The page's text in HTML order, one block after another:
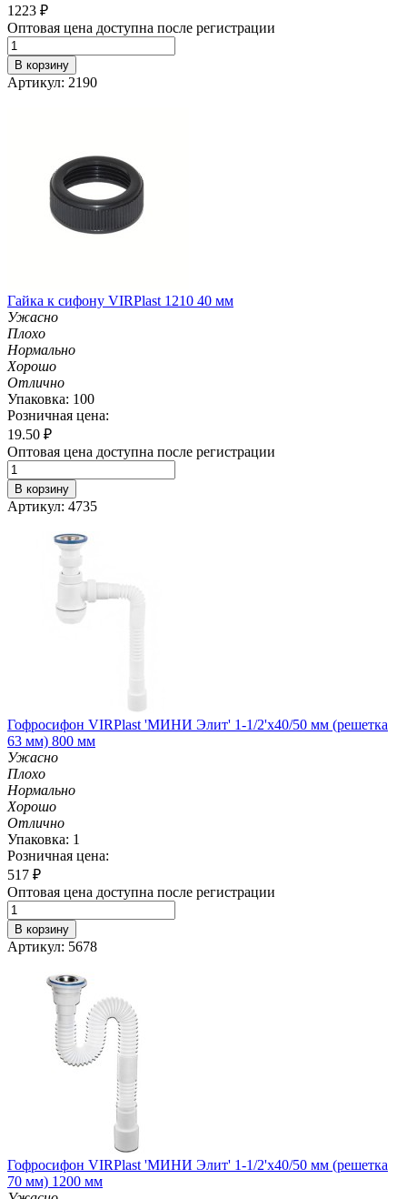
1223 ₽
Оптовая цена доступна после регистрации
В корзину
Артикул: 2190
Гайка к сифону VIRPlast 1210 40 мм
Ужасно
Плохо
Нормально
Хорошо
Отлично
Упаковка: 100
Розничная цена:
19.50 ₽
Оптовая цена доступна после регистрации
В корзину
Артикул: 4735
Гофросифон VIRPlast 'МИНИ Элит' 1-1/2'х40/50 мм (решетка
63 мм) 800 мм
Ужасно
Плохо
Нормально
Хорошо
Отлично
Упаковка: 1
Розничная цена:
517 ₽
Оптовая цена доступна после регистрации
В корзину
Артикул: 5678
Гофросифон VIRPlast 'МИНИ Элит' 1-1/2'х40/50 мм (решетка
70 мм) 1200 мм